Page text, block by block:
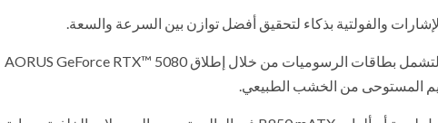
لتشمل بطاقات الرسوميات من خلال إطلاق AORUS GeForce RTX™ 5080